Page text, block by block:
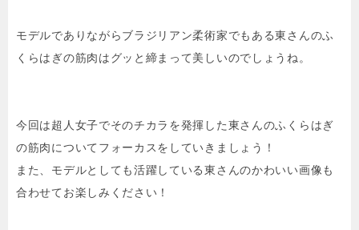
o
k
モデルでありながらブラジリアン柔術家でもある東さんのふ
くらはぎの筋肉はグッと締まって美しいのでしょうね。
今回は超人女子でそのチカラを発揮した東さんのふくらはぎ
の筋肉についてフォーカスをしていきましょう！
また、モデルとしても活躍している東さんのかわいい画像も
合わせてお楽しみください！